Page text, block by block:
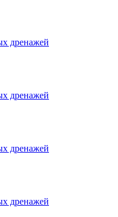
дренажей
дренажей
дренажей
дренажей